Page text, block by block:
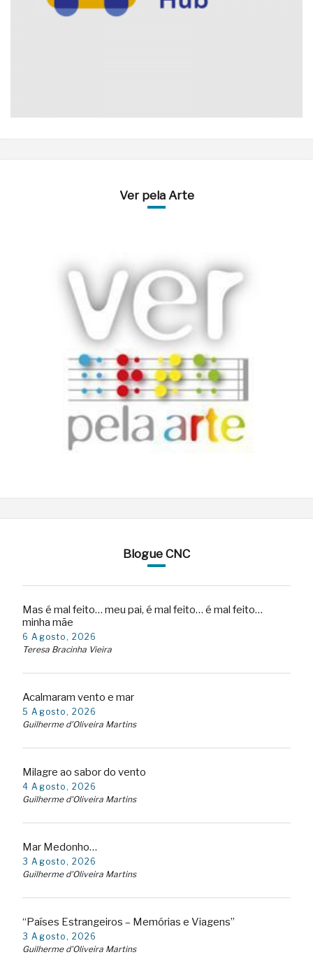
Ver pela Arte
Blogue CNC
Mas é mal feito… meu pai, é mal feito… é mal feito…
minha mãe
6 Agosto, 2026
Teresa Bracinha Vieira
Acalmaram vento e mar
5 Agosto, 2026
Guilherme d'Oliveira Martins
Milagre ao sabor do vento
4 Agosto, 2026
Guilherme d'Oliveira Martins
Mar Medonho…
3 Agosto, 2026
Guilherme d'Oliveira Martins
“Países Estrangeiros – Memórias e Viagens”
3 Agosto, 2026
Guilherme d'Oliveira Martins